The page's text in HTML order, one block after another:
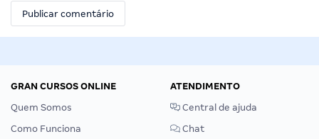
GRAN CURSOS ONLINE
Quem Somos
Como Funciona
ATENDIMENTO
Central de ajuda
Chat